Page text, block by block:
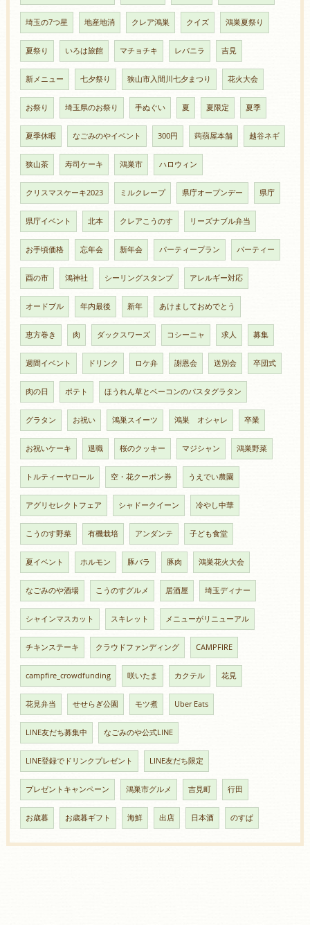
埼玉の7つ星 地産地消 クレア鴻巣 クイズ 鴻巣夏祭り
夏祭り いろは旅館 マチョチキ レバニラ 吉見
新メニュー 七夕祭り 狭山市入間川七夕まつり 花火大会
お祭り 埼玉県のお祭り 手ぬぐい 夏 夏限定 夏季
夏季休暇 なごみのやイベント 300円 蒟蒻屋本舗 越谷ネギ
狭山茶 寿司ケーキ 鴻巣市 ハロウィン
クリスマスケーキ2023 ミルクレープ 県庁オープンデー 県庁
県庁イベント 北本 クレアこうのす リーズナブル弁当
お手頃価格 忘年会 新年会 パーティープラン パーティー
酉の市 鴻神社 シーリングスタンプ アレルギー対応
オードブル 年内最後 新年 あけましておめでとう
恵方巻き 肉 ダックスワーズ コシーニャ 求人 募集
週間イベント ドリンク ロケ弁 謝恩会 送別会 卒団式
肉の日 ポテト ほうれん草とベーコンのパスタグラタン
グラタン お祝い 鴻巣スイーツ 鴻巣 オシャレ 卒業
お祝いケーキ 退職 桜のクッキー マジシャン 鴻巣野菜
トルティーヤロール 空・花クーポン券 うえでい農園
アグリセレクトフェア シャドークイーン 冷やし中華
こうのす野菜 有機栽培 アンダンテ 子ども食堂
夏イベント ホルモン 豚バラ 豚肉 鴻巣花火大会
なごみのや酒場 こうのすグルメ 居酒屋 埼玉ディナー
シャインマスカット スキレット メニューがリニューアル
チキンステーキ クラウドファンディング CAMPFIRE
campfire_crowdfunding 咲いたま カクテル 花見
花見弁当 せせらぎ公園 モツ煮 Uber Eats
LINE友だち募集中 なごみのや公式LINE
LINE登録でドリンクプレゼント LINE友だち限定
プレゼントキャンペーン 鴻巣市グルメ 吉見町 行田
お歳暮 お歳暮ギフト 海鮮 出店 日本酒 のすぱ